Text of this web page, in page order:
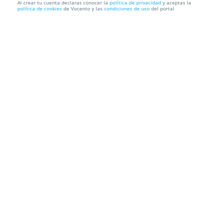
Entradas teatro El Romancero Gitano y Otros
Al crear tu cuenta declaras conocer la política de privacidad y aceptas la
política de cookies de Vocento y las condiciones de uso del portal